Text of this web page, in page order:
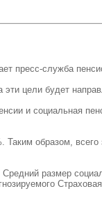
пресс-служба
эти цели будет
и социальная
образом, всего
размер